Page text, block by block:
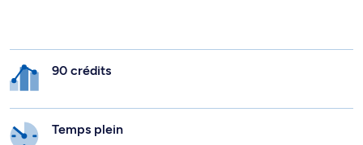
90 crédits
Temps plein